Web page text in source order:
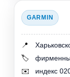
GARMIN
📍
🏷️
✉️
индекс